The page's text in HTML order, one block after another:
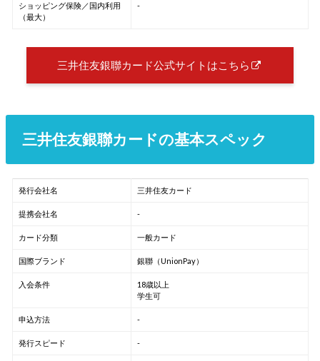
ショッピング保険／国内利用
（最大）
-
三井住友銀聯カード公式サイトはこちら
三井住友銀聯カードの基本スペック
発行会社名 三井住友カード
提携会社名 -
カード分類 一般カード
国際ブランド 銀聯（UnionPay）
入会条件
18歳以上
学生可
申込方法 -
発行スピード -